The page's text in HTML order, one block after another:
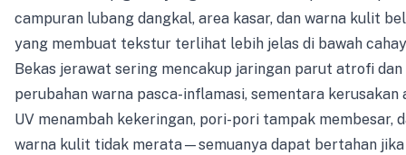
campuran lubang dangkal, area kasar, dan warna kulit
yang membuat tekstur terlihat lebih jelas di bawah
Bekas jerawat sering mencakup jaringan parut atrofi dan
perubahan warna pasca-inflamasi, sementara kerusakan
UV menambah kekeringan, pori-pori tampak membesar,
warna kulit tidak merata—semuanya dapat bertahan jika